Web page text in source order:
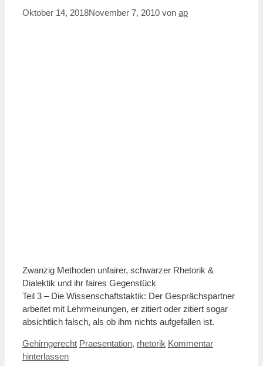
Oktober 14, 2018November 7, 2010 von ap
Zwanzig Methoden unfairer, schwarzer Rhetorik &
Dialektik und ihr faires Gegenstück
Teil 3 – Die Wissenschaftstaktik: Der Gesprächspartner
arbeitet mit Lehrmeinungen, er zitiert oder zitiert sogar
absichtlich falsch, als ob ihm nichts aufgefallen ist.
Kategorien
Gehirngerecht Schlagwörter
Praesentation, rhetorik Kommentar
hinterlassen